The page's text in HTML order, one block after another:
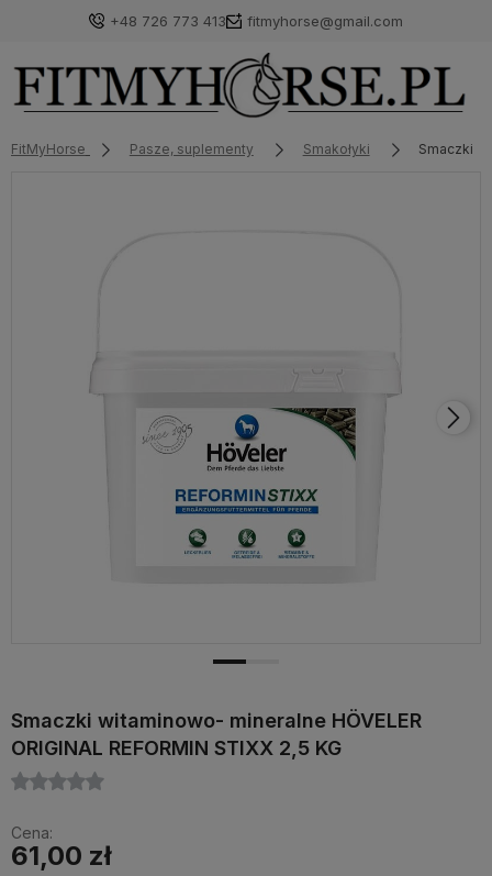
+48 726 773 413 fitmyhorse@gmail.com
FitMyHorse Pasze, suplementy Smakołyki Smaczki
Smaczki witaminowo- mineralne HÖVELER
ORIGINAL REFORMIN STIXX 2,5 KG
Cena:
61,00 zł